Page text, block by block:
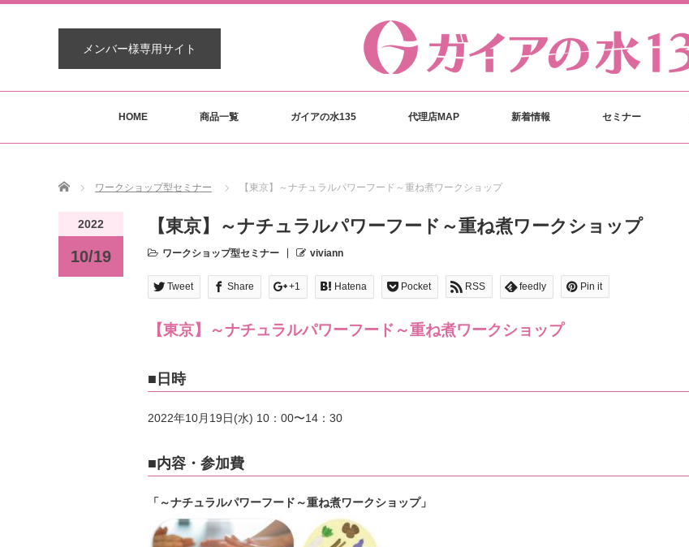
メンバー様専用サイト
HOME 商品一覧 ガイアの水135 代理店MAP 新着情報 セミナー
Home ワークショップ型セミナー 【東京】～ナチュラルパワーフード～重ね煮ワークショップ
2022
10/19
【東京】～ナチュラルパワーフード～重ね煮ワークショップ
ワークショップ型セミナー viviann
Tweet Share +1 Hatena Pocket RSS feedly Pin it
【東京】～ナチュラルパワーフード～重ね煮ワークショップ
■日時
2022年10月19日(水) 10：00〜14：30
■内容・参加費
「～ナチュラルパワーフード～重ね煮ワークショップ」